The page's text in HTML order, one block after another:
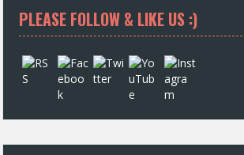
PLEASE FOLLOW & LIKE US :)